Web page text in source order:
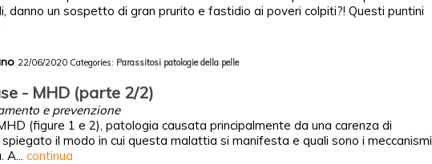
danno un sospetto di gran prurito e fastidio ai poveri colpiti?! Questi puntini
22/06/2020 Categories: Parassitosi patologie della pelle
- MHD (parte 2/2)
e prevenzione
(figure 1 e 2), patologia causata principalmente da una carenza di
il modo in cui questa malattia si manifesta e quali sono i meccanismi
A... continua